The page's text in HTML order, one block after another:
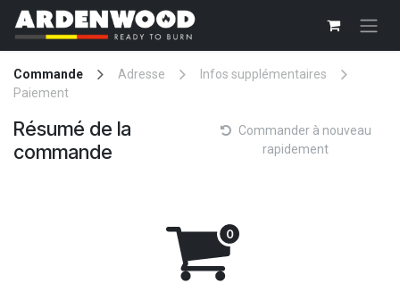
Se rendre au contenu
Commande Adresse
Infos supplémentaires
Paiement
Résumé de la
commande
Commander à nouveau
rapidement